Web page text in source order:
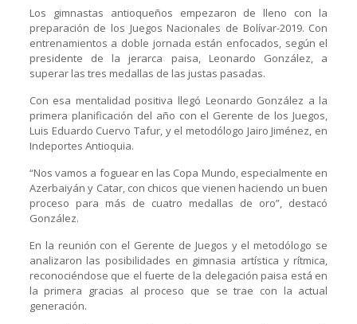
Los gimnastas antioqueños empezaron de lleno con la
preparación de los Juegos Nacionales de Bolívar-2019. Con
entrenamientos a doble jornada están enfocados, según el
presidente de la jerarca paisa, Leonardo González, a
superar las tres medallas de las justas pasadas.
Con esa mentalidad positiva llegó Leonardo González a la
primera planificación del año con el Gerente de los Juegos,
Luis Eduardo Cuervo Tafur, y el metodólogo Jairo Jiménez, en
Indeportes Antioquia.
“Nos vamos a foguear en las Copa Mundo, especialmente en
Azerbaiyán y Catar, con chicos que vienen haciendo un buen
proceso para más de cuatro medallas de oro”, destacó
González.
En la reunión con el Gerente de Juegos y el metodólogo se
analizaron las posibilidades en gimnasia artística y rítmica,
reconociéndose que el fuerte de la delegación paisa está en
la primera gracias al proceso que se trae con la actual
generación.